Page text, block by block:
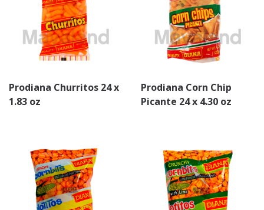
Prodiana Churritos 24 x
1.83 oz
Prodiana Corn Chip
Picante 24 x 4.30 oz